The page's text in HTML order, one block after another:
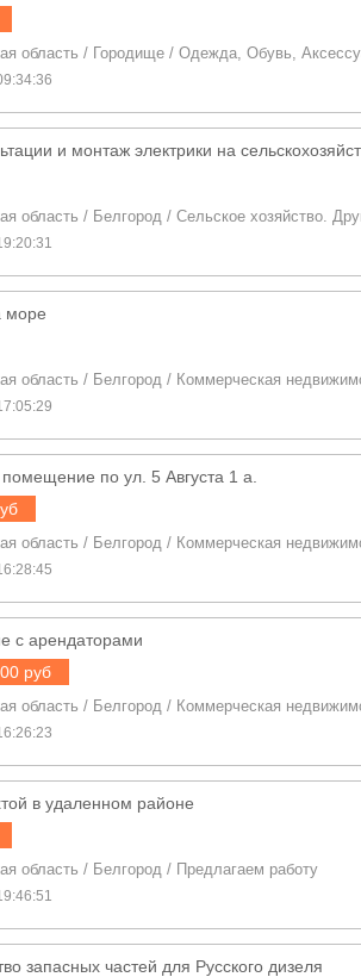
область / Городище /Одежда, Обувь,
и монтаж электрики на
область / Белгород /Сельское хозяйство.
море
область / Белгород / Коммерческая
по ул. 5 Августа 1 а.
область / Белгород / Коммерческая
с арендаторами
руб
область / Белгород / Коммерческая
в удаленном районе
область / Белгород / Предлагаем работу
запасных частей для Русского дизеля